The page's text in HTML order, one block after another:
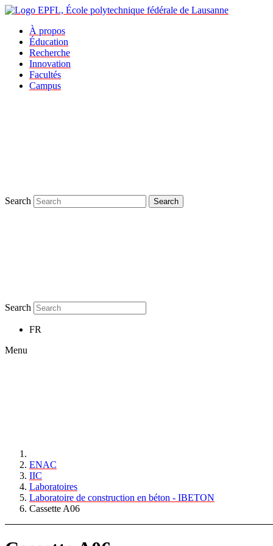
À propos
Éducation
Recherche
Innovation
Facultés
Campus
Search Search
Search
FR
Menu
ENAC
IIC
Laboratoires
Laboratoire de construction en béton - IBETON
Cassette A06